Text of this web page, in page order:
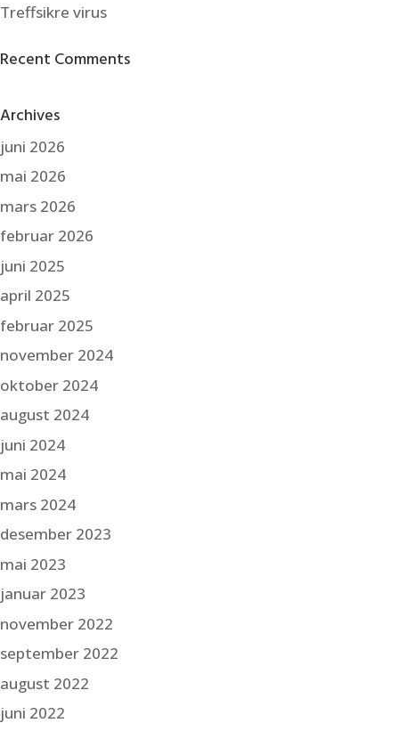
Treffsikre virus
Recent Comments
Archives
juni 2026
mai 2026
mars 2026
februar 2026
juni 2025
april 2025
februar 2025
november 2024
oktober 2024
august 2024
juni 2024
mai 2024
mars 2024
desember 2023
mai 2023
januar 2023
november 2022
september 2022
august 2022
juni 2022